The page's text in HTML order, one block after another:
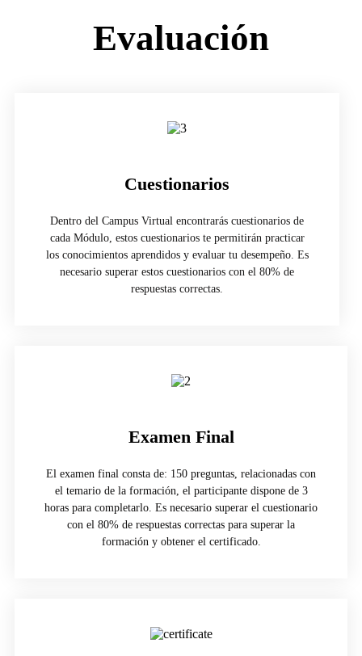
Evaluación
Cuestionarios
Dentro del Campus Virtual encontrarás cuestionarios de
cada Módulo, estos cuestionarios te permitirán practicar
los conocimientos aprendidos y evaluar tu desempeño. Es
necesario superar estos cuestionarios con el 80% de
respuestas correctas.
Examen Final
El examen final consta de: 150 preguntas, relacionadas con
el temario de la formación, el participante dispone de 3
horas para completarlo. Es necesario superar el cuestionario
con el 80% de respuestas correctas para superar la
formación y obtener el certificado.